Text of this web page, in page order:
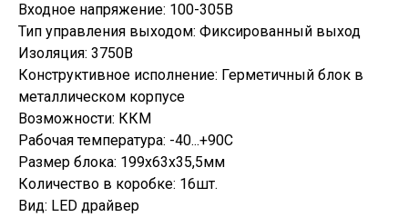
Входное напряжение: 100-305В
Тип управления выходом: Фиксированный выход
Изоляция: 3750В
Конструктивное исполнение: Герметичный блок в
металлическом корпусе
Возможности: ККМ
Рабочая температура: -40...+90С
Размер блока: 199х63х35,5мм
Количество в коробке: 16шт.
Вид: LED драйвер